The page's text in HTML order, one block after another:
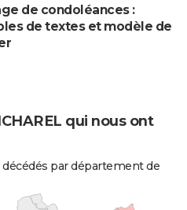
de condoléances :
de textes et modèle de
qui nous ont
par département de